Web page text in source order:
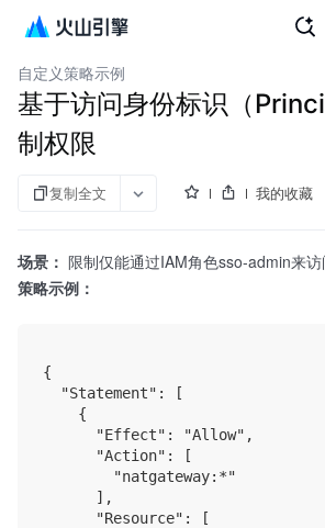
访问控制
自定义策略示例
基于访问身份标识（
制权限
复制全文 我的收藏
场景： 限制仅能通过IAM角色sso-admin来访
策略示例：
{
  "Statement": [
    {
      "Effect": "Allow",
      "Action": [
        "natgateway:*"
      ],
      "Resource": [